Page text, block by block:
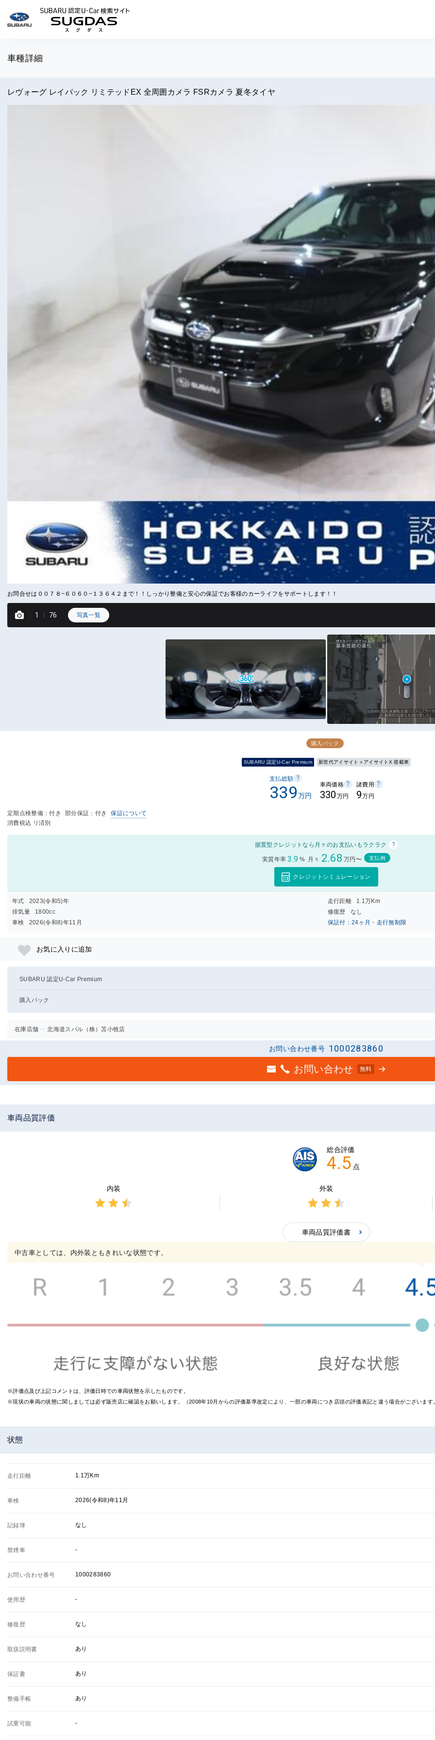
車種詳細
レヴォーグ レイバック リミテッドEX 全周囲カメラ FSRカメラ 夏冬タイヤ
お問合せは００７８−６０６０−１３６４２まで！！しっかり整備と安心の保証でお客様のカーライフをサポートします！！
1 76 写真一覧
購入パック
SUBARU 認定U-Car Premium 新世代アイサイト＋アイサイトX 搭載車
支払総額 ?
339万円
車両価格 ?
330 万円
諸費用 ?
9万円
定期点検整備：付き 部分保証：付き
保証について
消費税込 リ済別
据置型クレジットなら月々のお支払いもラクラク ?
実質年率 3.9 % 月々 2.68 万円〜 支払例
クレジットシミュレーション
年式 2023(令和5)年 走行距離
1.1万Km
排気量
1800cc 修復歴
なし
車検
2026(令和8)年11月 保証付：24ヶ月・走行無制限
お気に入りに追加
SUBARU 認定U-Car Premium
購入パック
在庫店舗 北海道スバル（株）苫小牧店
お問い合わせ番号 1000283860
お問い合わせ 無料
車両品質評価
総合評価
4.5 点
内装 外装
2.5点
の評
価
車両品質評価書
中古車としては、内外装ともきれいな状態です。
※評価点及び上記コメントは、評価日時での車両状態を示したものです。
※現状の車両の状態に関しましては必ず販売店に確認をお願いします。（2008年10月からの評価基準改定により、一部の車両につき店頭の評価表記と違う場合がございま
状態
走行距離 1.1万Km
車検 2026(令和8)年11月
記録簿 なし
禁煙車 -
お問い合わせ番号 1000283860
使用歴 -
修復歴 なし
取扱説明書 あり
保証書 あり
整備手帳 あり
試乗可能 -